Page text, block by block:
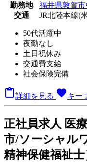
勤務地
福井県敦賀市
交通
JR北陸本線(
50代活躍中
夜勤なし
土日祝休み
交通費支給
社会保険完備
 詳細を見る favoriteキー
正社員求人 医
市/ソーシャル
精神保健福祉